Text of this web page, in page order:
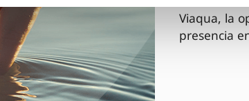
VER TODAS LAS GESTIONES
Programa
Viaqua, la
presencia